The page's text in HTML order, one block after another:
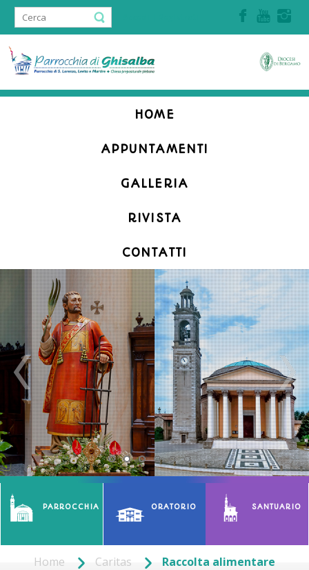
HOME
APPUNTAMENTI
GALLERIA
RIVISTA
CONTATTI
PARROCCHIA ORATORIO SANTUARIO
Home Caritas Raccolta alimentare